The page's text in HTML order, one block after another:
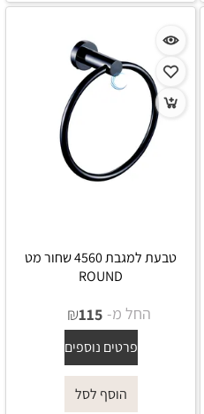
טבעת למגבת 4560 שחור מט
ROUND
החל מ- ₪115
פרטים נוספים
הוסף לסל